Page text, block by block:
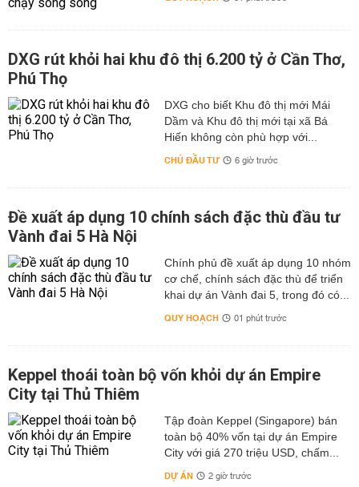
DXG rút khỏi hai khu đô thị 6.200 tỷ ở Cần Thơ,
Phú Thọ
DXG cho biết Khu đô thị mới Mái
Dầm và Khu đô thị mới tại xã Bá
Hiến không còn phù hợp với...
CHỦ ĐẦU TƯ 6 giờ trước
Đề xuất áp dụng 10 chính sách đặc thù đầu tư
Vành đai 5 Hà Nội
Chính phủ đề xuất áp dụng 10 nhóm
cơ chế, chính sách đặc thù để triển
khai dự án Vành đai 5, trong đó có...
QUY HOẠCH 01 phút trước
Keppel thoái toàn bộ vốn khỏi dự án Empire
City tại Thủ Thiêm
Tập đoàn Keppel (Singapore) bán
toàn bộ 40% vốn tại dự án Empire
City với giá 270 triệu USD, chấm...
DỰ ÁN 2 giờ trước